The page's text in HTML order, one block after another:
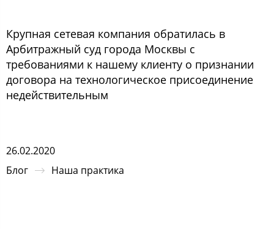
Крупная сетевая компания обратилась в
Арбитражный суд города Москвы с
требованиями к нашему клиенту о признании
договора на технологическое присоединение
недействительным
26.02.2020
Блог
Наша практика